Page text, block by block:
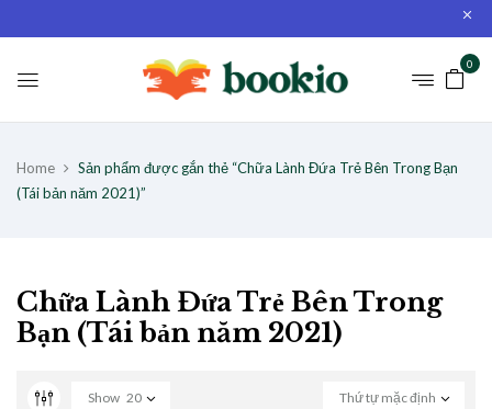
0
Home
Sản phẩm được gắn thẻ “Chữa Lành Đứa Trẻ Bên Trong Bạn
(Tái bản năm 2021)”
Chữa Lành Đứa Trẻ Bên Trong
Bạn (Tái bản năm 2021)
Thứ tự mặc định
Show 20